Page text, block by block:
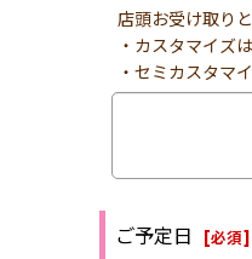
店頭お受け取り
・カスタマイズ
・セミカスタマ
ご予定日 [必須]